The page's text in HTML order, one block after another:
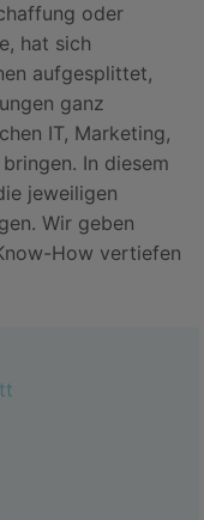
oder
hat sich
aufgesplittet,
ganz
IT, Marketing,
In diesem
jeweiligen
Wir geben
How vertiefen